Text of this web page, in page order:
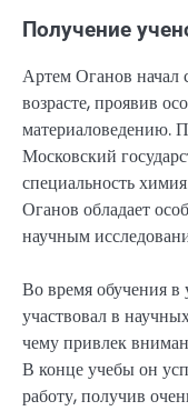
Получение
Артем Оганов начал
возрасте, проявив
материаловедению.
Московский
специальность
Оганов обладает
научным
Во время обучения
участвовал в
чему привлек
В конце учебы он
работу, получив